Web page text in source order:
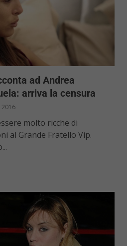
ad Andrea
arriva la censura
molto ricche di
al Grande Fratello Vip.